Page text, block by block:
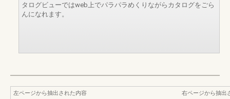
タログビューではweb上でパラパラめくりながらカタログをごら
んになれます。
左ページから抽出された内容
右ページから抽出